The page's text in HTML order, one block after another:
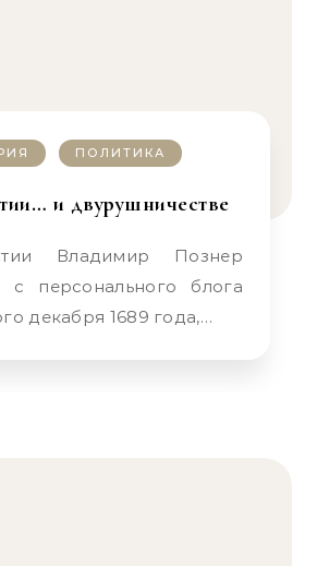
ПОЛИТИКА
и двурушничестве
с персонального блога
декабря 1689 года,…